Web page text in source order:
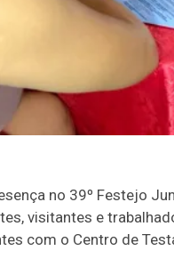
no 39º Festejo
visitantes e
com o Centro de